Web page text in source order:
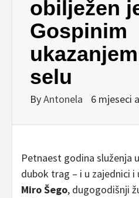
obilježen
Gospinim
selu
ByAntonela 6 mjeseci
Petnaest godina služenja
dubok trag – i u zajednici i
Miro Šego, dugogodišnji